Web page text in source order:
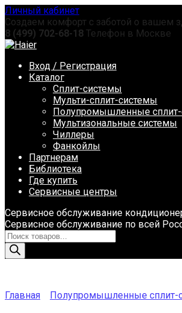
Перейти
к
содержанию
Личный кабинет
Создаем комфорт с заботой о вашем
8 (499) 702-68-18 Телефон в Москве
Вход / Регистрация
Каталог
Сплит-системы
Мульти-сплит-системы
Полупромышленные
Мультизональные системы
Чиллеры
Фанкойлы
Партнерам
Библиотека
Где купить
Сервисные центры
Сервисное обслуживание
Сервисное обслуживание по всей
Поиск
товаров
Главная Полупромышленные сплит-